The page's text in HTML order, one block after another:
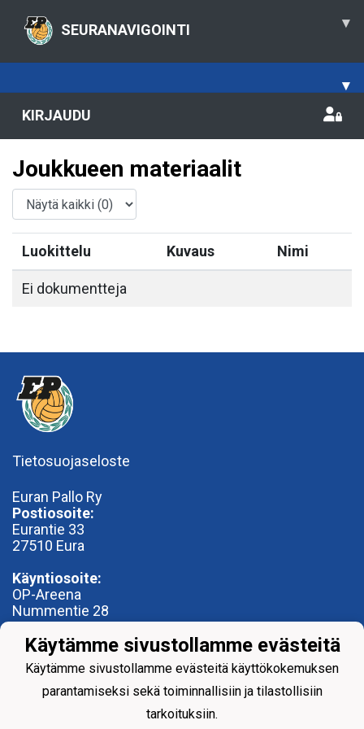
SEURANAVIGOINTI ▾
▾
KIRJAUDU
Joukkueen materiaalit
Luokittelu Kuvaus Nimi
Ei dokumentteja
Tietosuojaseloste
Euran Pallo Ry
Postiosoite:
Eurantie 33
27510 Eura
Käyntiosoite:
OP-Areena
Nummentie 28
27500 Kauttua
toimisto@euranpallo.fi
Käytämme sivustollamme evästeitä
Käytämme sivustollamme evästeitä käyttökokemuksen
parantamiseksi sekä toiminnallisiin ja tilastollisiin
tarkoituksiin.